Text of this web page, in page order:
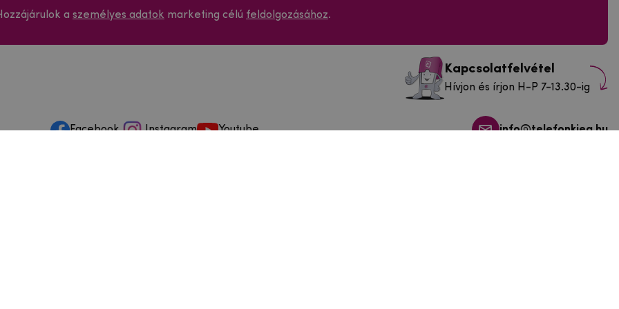
a személyes adatok marketing célú feldolgozásához.
Kapcsolatfelvétel
Hívjon és írjon H-P 7-13.30-ig
Facebook Instagram Youtube info@telefonkieg.hu